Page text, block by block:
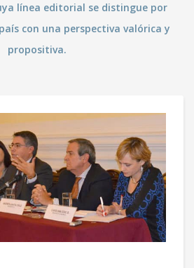
línea editorial se distingue por
con una perspectiva valórica y
propositiva.